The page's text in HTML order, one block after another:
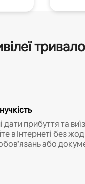
дати прибуття та
в Інтернеті без
або